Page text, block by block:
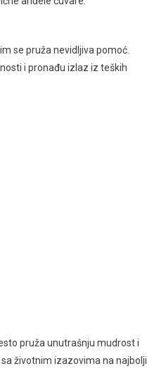
se pruža nevidljiva pomoć.
i pronađu izlaz iz teških
pruža unutrašnju mudrost i
životnim izazovima na najbolji